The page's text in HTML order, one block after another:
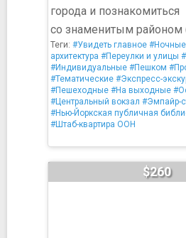
города и познакомиться
со знаменитым районом
Теги: #Увидеть главное #Ночные
архитектура #Переулки и улицы
#Индивидуальные #Пешком
#Тематические #Экспресс-
#Пешеходные #На выходные
#Центральный вокзал #Эмпайр-
#Нью-Йоркская публичная
#Штаб-квартира ООН
$260